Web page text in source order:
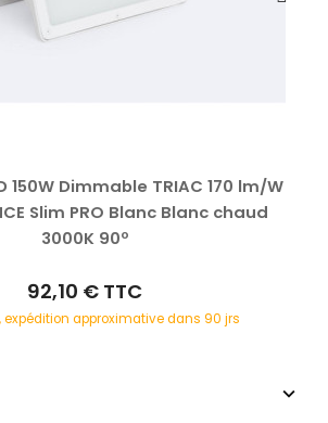
150W Dimmable TRIAC 170 lm/W
Slim PRO Blanc Blanc chaud
3000K 90º
92,10 € TTC
expédition approximative dans 90 jrs